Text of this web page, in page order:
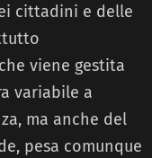
cittadini e delle
viene gestita
variabile a
ma anche del
pesa comunque